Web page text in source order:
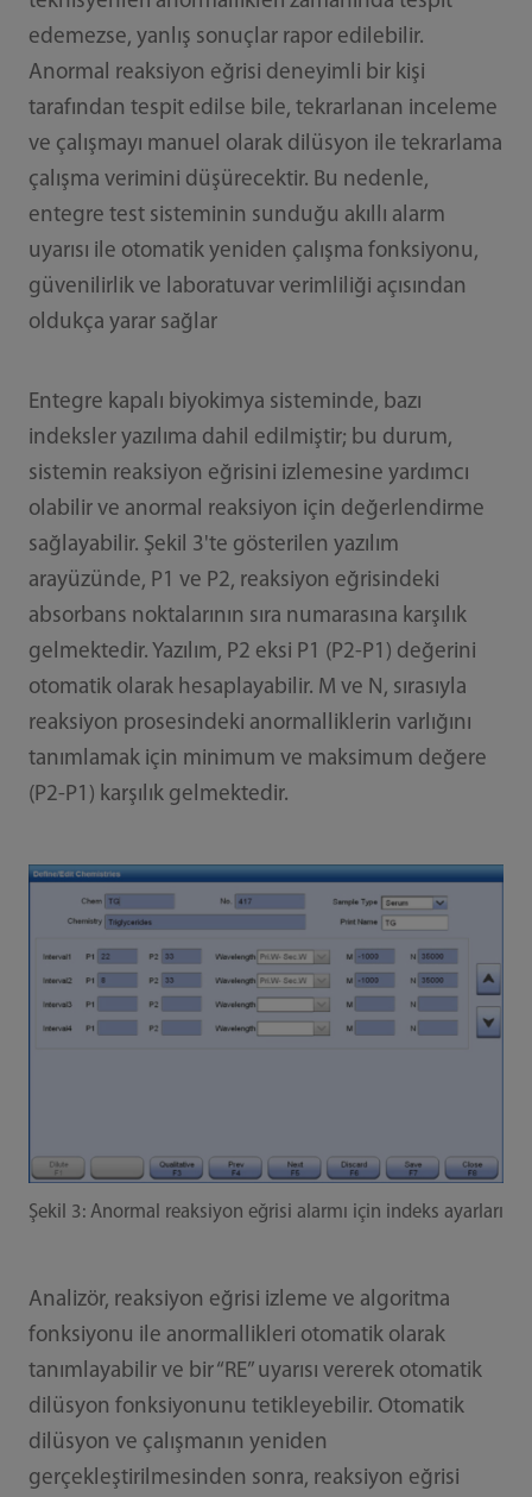
edemezse, yanlış sonuçlar rapor edilebilir.
Anormal reaksiyon eğrisi deneyimli bir kişi
tarafından tespit edilse bile, tekrarlanan inceleme
ve çalışmayı manuel olarak dilüsyon ile tekrarlama
çalışma verimini düşürecektir. Bu nedenle,
entegre test sisteminin sunduğu akıllı alarm
uyarısı ile otomatik yeniden çalışma fonksiyonu,
güvenilirlik ve laboratuvar verimliliği açısından
oldukça yarar sağlar
Entegre kapalı biyokimya sisteminde, bazı
indeksler yazılıma dahil edilmiştir; bu durum,
sistemin reaksiyon eğrisini izlemesine yardımcı
olabilir ve anormal reaksiyon için değerlendirme
sağlayabilir. Şekil 3'te gösterilen yazılım
arayüzünde, P1 ve P2, reaksiyon eğrisindeki
absorbans noktalarının sıra numarasına karşılık
gelmektedir. Yazılım, P2 eksi P1 (P2-P1) değerini
otomatik olarak hesaplayabilir. M ve N, sırasıyla
reaksiyon prosesindeki anormalliklerin varlığını
tanımlamak için minimum ve maksimum değere
(P2-P1) karşılık gelmektedir.
Şekil 3: Anormal reaksiyon eğrisi alarmı için indeks ayarları
Analizör, reaksiyon eğrisi izleme ve algoritma
fonksiyonu ile anormallikleri otomatik olarak
tanımlayabilir ve bir “RE” uyarısı vererek otomatik
dilüsyon fonksiyonunu tetikleyebilir. Otomatik
dilüsyon ve çalışmanın yeniden
gerçekleştirilmesinden sonra, reaksiyon eğrisi